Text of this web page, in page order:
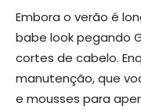
Embora o verão é
babe look pegando
cortes de cabelo.
manutenção, que
e mousses para